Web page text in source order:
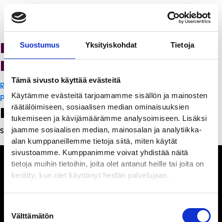
Suostumus Yksityiskohdat Tietoja
Tämä sivusto käyttää evästeitä
Käytämme evästeitä tarjoamamme sisällön ja mainosten
räätälöimiseen, sosiaalisen median ominaisuuksien
tukemiseen ja kävijämäärämme analysoimiseen. Lisäksi
jaamme sosiaalisen median, mainosalan ja analytiikka-
alan kumppaneillemme tietoja siitä, miten käytät
sivustoamme. Kumppanimme voivat yhdistää näitä
tietoja muihin tietoihin, joita olet antanut heille tai joita on
kerätty, kun olet käyttänyt heidän palvelujaan.
valinta
Välttämätön
K-Citymarket Pori
Puuvilla
Artikkelien
selaus
Ristorante Momento
PanchoVilla
Leave a Reply
Sinun täytyykirjautua sisäänkommentoidaksesi.
ihmeteltävää